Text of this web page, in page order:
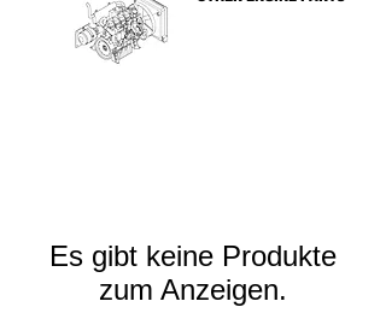
Es gibt keine Produkte
zum Anzeigen.